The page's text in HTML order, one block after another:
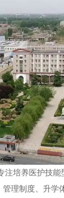
培养医护技
理制度、升学